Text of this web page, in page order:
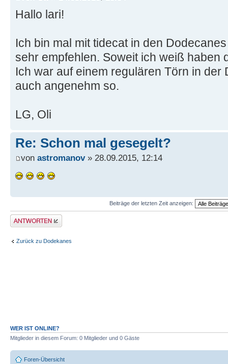
Hallo lari!
Ich bin mal mit tidecat in den
sehr empfehlen. Soweit ich weiß haben
Ich war auf einem regulären Törn in der
auch angenehm so.
LG, Oli
Re: Schon mal gesegelt?
von astromanov» 28.09.2015, 12:14
Beiträge der letzten Zeit anzeigen:
Antwort erstellen
Zurück zu Dodekanes
WER IST ONLINE?
Mitglieder in diesem Forum: 0 Mitglieder und 0 Gäste
Foren-Übersicht